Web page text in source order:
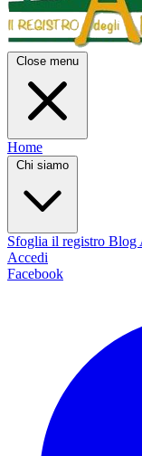
Close menu
Home
Chi siamo
Sfoglia il registro Blog
Accedi
Facebook